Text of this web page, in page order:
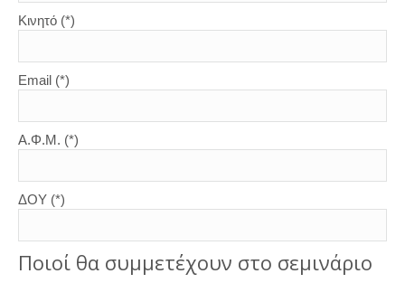
Κινητό (*)
Email (*)
Α.Φ.Μ. (*)
ΔΟΥ (*)
Ποιοί θα συμμετέχουν στο σεμινάριο